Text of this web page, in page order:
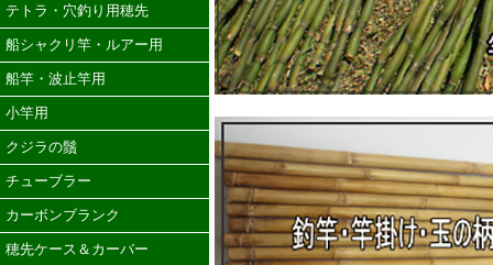
テトラ・穴釣り用穂先
船シャクリ竿・ルアー用
船竿・波止竿用
小竿用
クジラの鬚
チューブラー
カーボンブランク
穂先ケース＆カーバー